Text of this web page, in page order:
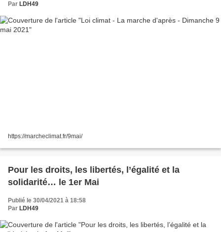
Par LDH49
https://marcheclimat.fr/9mai/
Pour les droits, les libertés, l’égalité et la
solidarité… le 1er Mai
Publié le 30/04/2021 à 18:58
Par LDH49